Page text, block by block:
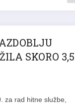
SKORO 3,5
za rad hitne službe,